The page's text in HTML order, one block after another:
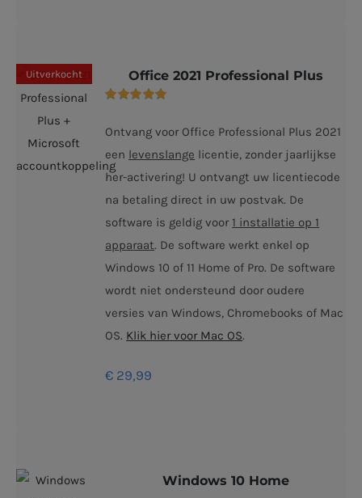
Uitverkocht Office 2021 Professional Plus
Ontvang voor Office Professional Plus 2021
een levenslange licentie, zonder jaarlijkse
her-activering! U ontvangt uw licentiecode
na betaling direct in uw postvak. De
software is geldig voor 1 installatie op 1
apparaat. De software werkt enkel op
Windows 10 of 11 Home of Pro. De software
wordt niet ondersteund door oudere
versies van Windows, Chromebooks of Mac
OS. Klik hier voor Mac OS.
€ 29,99
Windows 10 Home